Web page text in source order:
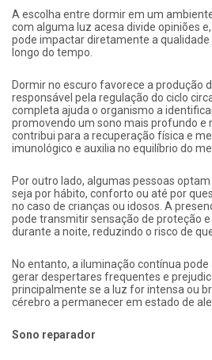
A escolha entre dormir em um
com alguma luz acesa divide opiniões
pode impactar diretamente a qualidade
longo do tempo.
Dormir no escuro favorece a produção
responsável pela regulação do ciclo
completa ajuda o organismo a
promovendo um sono mais profundo e
contribui para a recuperação física e
imunológico e auxilia no equilíbrio do
Por outro lado, algumas pessoas
seja por hábito, conforto ou até por
no caso de crianças ou idosos. A
pode transmitir sensação de proteção
durante a noite, reduzindo o risco de
No entanto, a iluminação contínua
gerar despertares frequentes e
principalmente se a luz for intensa ou
cérebro a permanecer em estado de
Sono reparador